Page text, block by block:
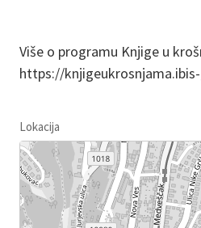
Više o programu Knjige u
https://
Lokacija